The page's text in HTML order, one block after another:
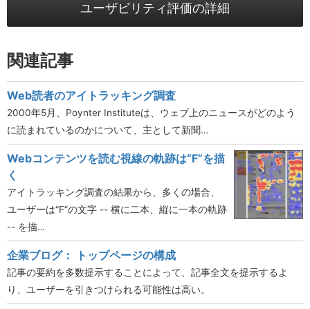
ユーザビリティ評価の詳細
関連記事
Web読者のアイトラッキング調査
2000年5月、Poynter Instituteは、ウェブ上のニュースがどのよう
に読まれているのかについて、主として新聞…
Webコンテンツを読む視線の軌跡は“F”を描
く
アイトラッキング調査の結果から、多くの場合、
ユーザーは“F”の文字 -- 横に二本、縦に一本の軌跡
-- を描…
企業ブログ： トップページの構成
記事の要約を多数提示することによって、記事全文を提示するよ
り、ユーザーを引きつけられる可能性は高い。